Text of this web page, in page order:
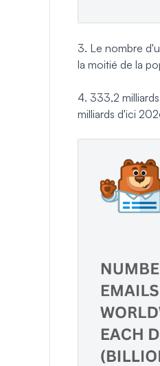
3. Le nombre
la moitié de la
4. 333,2
milliards d'ici